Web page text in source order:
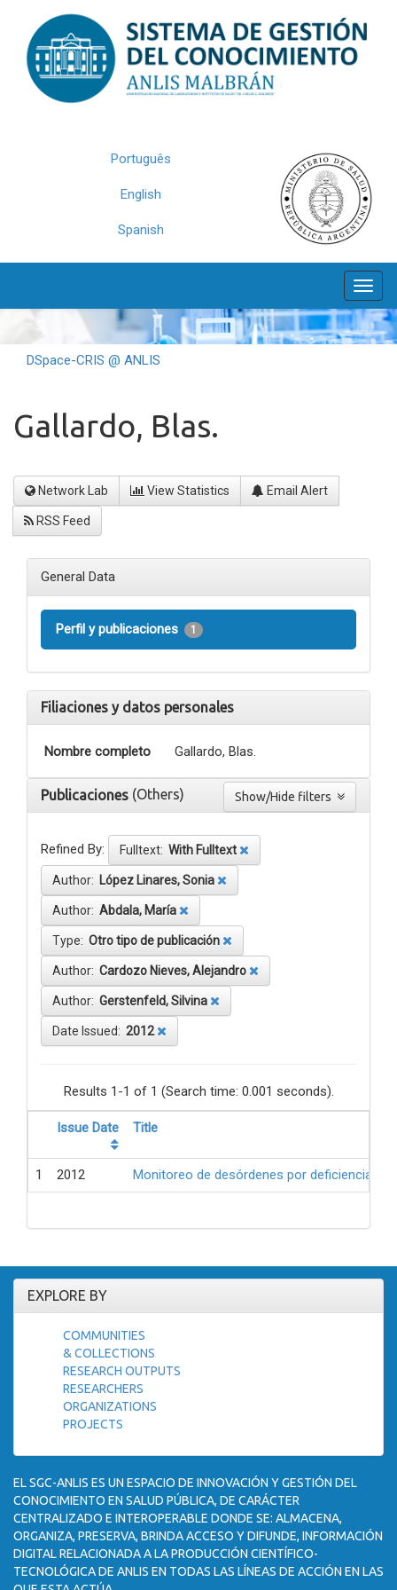
navigation
Português
English
Spanish
DSpace-CRIS @ ANLIS
Gallardo, Blas.
Network Lab View Statistics Email Alert
RSS Feed
General Data
Perfil y publicaciones 1
Filiaciones y datos personales
Nombre completo Gallardo, Blas.
Publicaciones (Others)
Refined By: Fulltext: With Fulltext
Author: López Linares, Sonia
Author: Abdala, María
Type: Otro tipo de publicación
Author: Cardozo Nieves, Alejandro
Author: Gerstenfeld, Silvina
Date Issued: 2012
Results 1-1 of 1 (Search time: 0.001 seconds).
Issue Date Title
1 2012 Monitoreo de desórdenes por deficiencia
EXPLORE BY
COMMUNITIES
& COLLECTIONS
RESEARCH OUTPUTS
RESEARCHERS
ORGANIZATIONS
PROJECTS
EL SGC-ANLIS ES UN ESPACIO DE INNOVACIÓN Y GESTIÓN DEL
CONOCIMIENTO EN SALUD PÚBLICA, DE CARÁCTER
CENTRALIZADO E INTEROPERABLE DONDE SE: ALMACENA,
ORGANIZA, PRESERVA, BRINDA ACCESO Y DIFUNDE, INFORMACIÓN
DIGITAL RELACIONADA A LA PRODUCCIÓN CIENTÍFICO-
TECNOLÓGICA DE ANLIS EN TODAS LAS LÍNEAS DE ACCIÓN EN LAS